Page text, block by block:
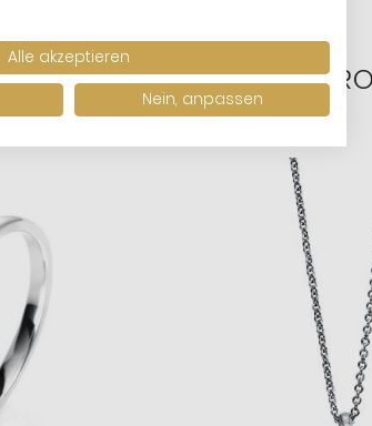
WIR HABEN ANDERE
Alle akzeptieren
Nein, anpassen